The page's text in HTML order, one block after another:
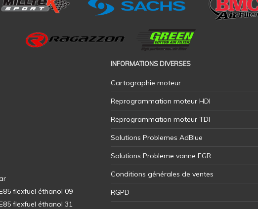
INFORMATIONS DIVERSES
Cartographie moteur
Reprogrammation moteur HDI
Reprogrammation moteur TDI
Solutions Problemes AdBlue
Solutions Probleme vanne EGR
Conditions générales de ventes
RGPD
flexfuel éthanol 09
flexfuel éthanol 31